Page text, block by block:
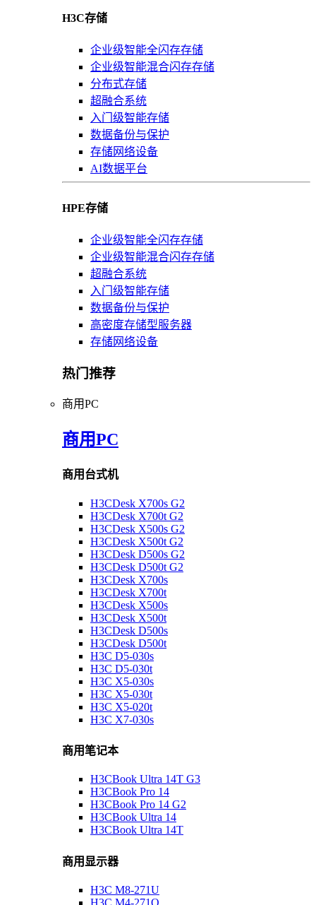
H3C存储
企业级智能全闪存存储
企业级智能混合闪存存储
分布式存储
超融合系统
入门级智能存储
数据备份与保护
存储网络设备
AI数据平台
HPE存储
企业级智能全闪存存储
企业级智能混合闪存存储
超融合系统
入门级智能存储
数据备份与保护
高密度存储型服务器
存储网络设备
热门推荐
商用PC
商用PC
商用台式机
H3CDesk X700s G2
H3CDesk X700t G2
H3CDesk X500s G2
H3CDesk X500t G2
H3CDesk D500s G2
H3CDesk D500t G2
H3CDesk X700s
H3CDesk X700t
H3CDesk X500s
H3CDesk X500t
H3CDesk D500s
H3CDesk D500t
H3C D5-030s
H3C D5-030t
H3C X5-030s
H3C X5-030t
H3C X5-020t
H3C X7-030s
商用笔记本
H3CBook Ultra 14T G3
H3CBook Pro 14
H3CBook Pro 14 G2
H3CBook Ultra 14
H3CBook Ultra 14T
商用显示器
H3C M8-271U
H3C M4-271Q